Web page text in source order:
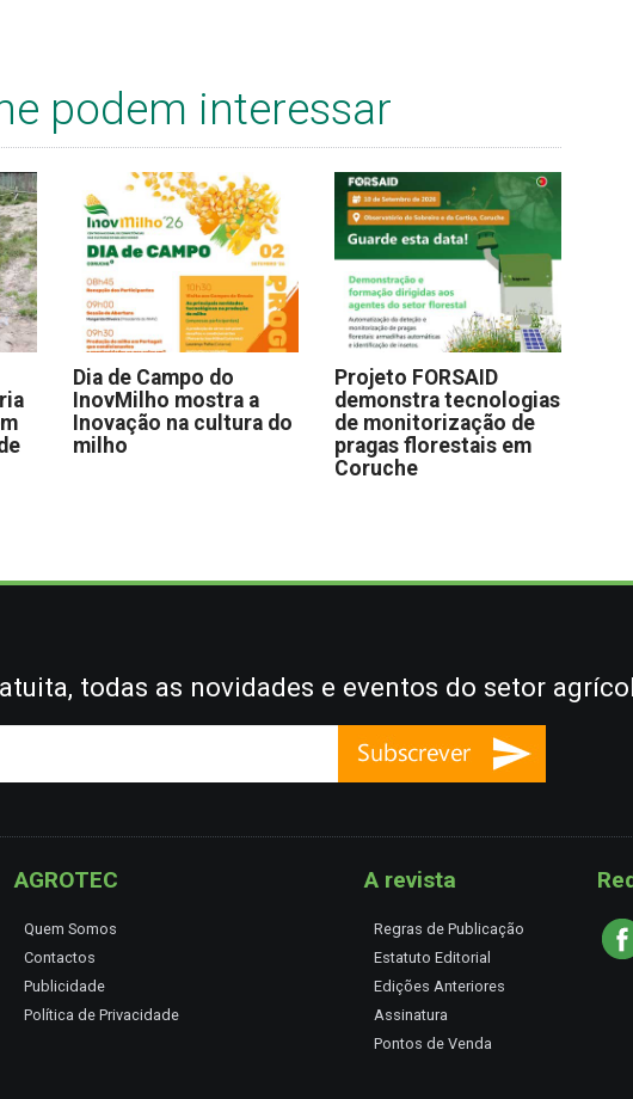
podem interessar
Dia de Campo do
InovMilho mostra a
Inovação na cultura do
milho
Projeto FORSAID
demonstra tecnologias
de monitorização de
pragas florestais em
Coruche
todas as novidades e eventos do setor
AGROTEC
Quem Somos
Contactos
Publicidade
Política de Privacidade
A revista
Regras de Publicação
Estatuto Editorial
Edições Anteriores
Assinatura
Pontos de Venda